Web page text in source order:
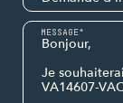
MESSAGE*